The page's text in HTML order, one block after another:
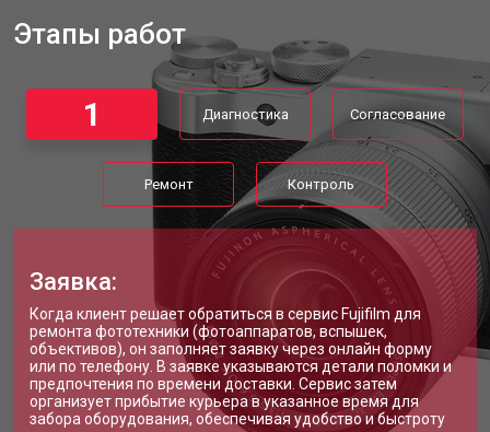
Этапы работ
1 Диагностика Согласование
Ремонт Контроль
Заявка:
Когда клиент решает обратиться в сервис Fujifilm для
ремонта фототехники (фотоаппаратов, вспышек,
объективов), он заполняет заявку через онлайн форму
или по телефону. В заявке указываются детали поломки и
предпочтения по времени доставки. Сервис затем
организует прибытие курьера в указанное время для
забора оборудования, обеспечивая удобство и быстроту